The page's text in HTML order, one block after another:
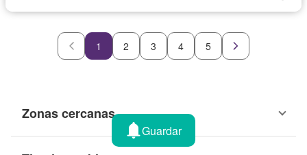
1 2 3 4 5
Zonas cercanas
Guardar